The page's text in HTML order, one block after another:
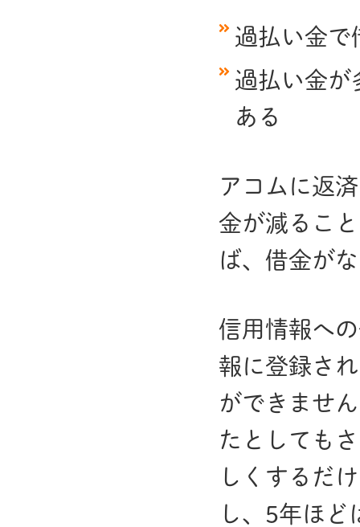
過払い金で
過払い金が
ある
アコムに返
金が減るこ
ば、借金が
信用情報へ
報に登録さ
ができませ
たとしても
しくするだ
し、5年ほど